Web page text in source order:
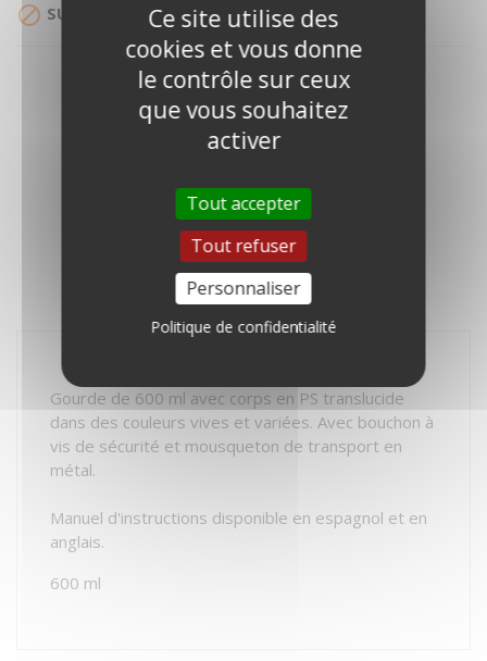
Ce site utilise des
cookies et vous donne
le contrôle sur ceux
que vous souhaitez
activer
Tout accepter
Tout refuser
Personnaliser
Politique de confidentialité
 SUR DEVIS
DESCRIPTION
DÉTAILS DU PRODUIT
AVIS
Gourde de 600 ml avec corps en PS translucide
dans des couleurs vives et variées. Avec bouchon à
vis de sécurité et mousqueton de transport en
métal.
Manuel d'instructions disponible en espagnol et en
anglais.
600 ml